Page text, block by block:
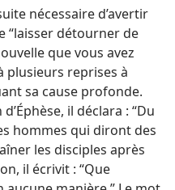
nécessaire d’avertir
“laisser détourner de
que vous avez
plusieurs reprises à
sa cause profonde.
il déclara : “Du
hommes qui diront des
les disciples après
il écrivit : “Que